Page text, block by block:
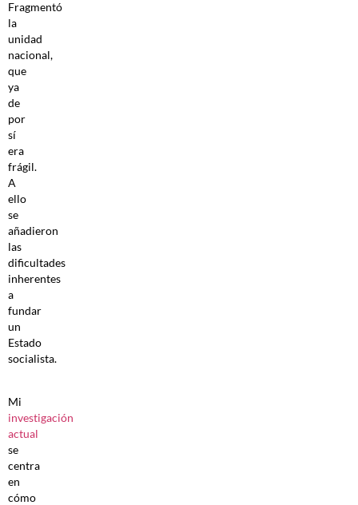
Fragmentó
la
unidad
nacional,
que
ya
de
por
sí
era
frágil.
A
ello
se
añadieron
las
dificultades
inherentes
a
fundar
un
Estado
socialista.
Mi
investigación
actual
se
centra
en
cómo